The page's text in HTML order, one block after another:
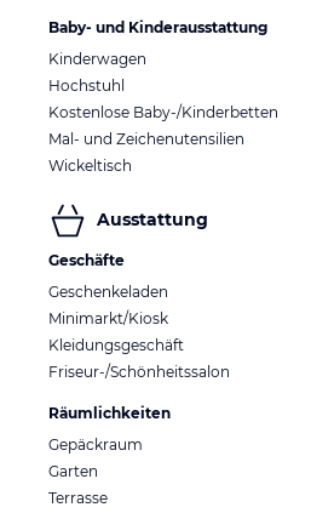
Baby- und Kinderausstattung
Kinderwagen
Hochstuhl
Kostenlose Baby-/Kinderbetten
Mal- und Zeichenutensilien
Wickeltisch
Ausstattung
Geschäfte
Geschenkeladen
Minimarkt/Kiosk
Kleidungsgeschäft
Friseur-/Schönheitssalon
Räumlichkeiten
Gepäckraum
Garten
Terrasse